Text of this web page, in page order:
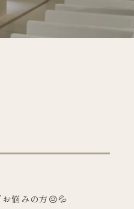
悩みの方😖💦